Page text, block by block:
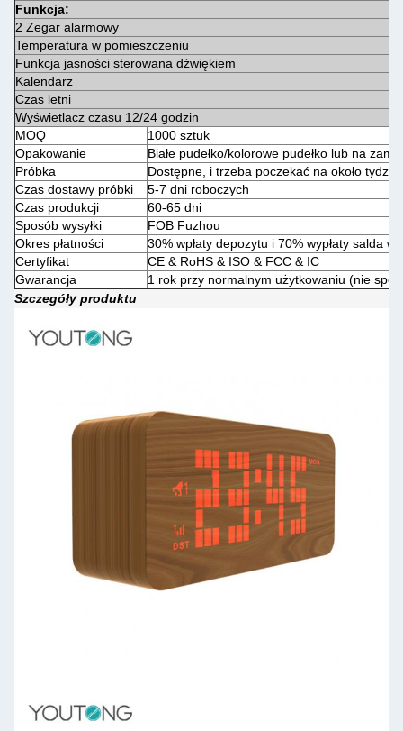
Funkcja:
2 Zegar alarmowy
Temperatura w pomieszczeniu
Funkcja jasności sterowana dźwiękiem
Kalendarz
Czas letni
Wyświetlacz czasu 12/24 godzin
MOQ
1000 sztuk
Opakowanie
Białe pudełko/kolorowe pudełko lub na
Próbka
Dostępne, i trzeba poczekać na około
Czas dostawy próbki
5-7 dni roboczych
Czas produkcji
60-65 dni
Sposób wysyłki
FOB Fuzhou
Okres płatności
30% wpłaty depozytu i 70% wypłaty salda
Certyfikat
CE & RoHS & ISO & FCC & IC
Gwarancja
1 rok przy normalnym użytkowaniu (nie
Szczegóły produktu